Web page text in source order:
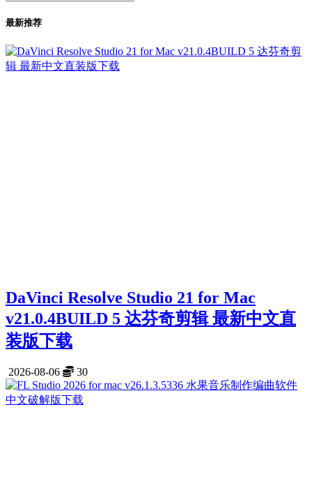
最新推荐
DaVinci Resolve Studio 21 for Mac
v21.0.4BUILD 5 达芬奇剪辑 最新中文直
装版下载
2026-08-06 30